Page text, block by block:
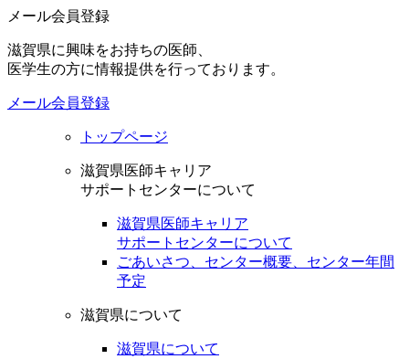
メール会員登録
滋賀県に興味をお持ちの医師、
医学生の方に情報提供を行っております。
メール会員登録
トップページ
滋賀県医師キャリア
サポートセンターについて
滋賀県医師キャリア
サポートセンターについて
ごあいさつ、センター概要、センター年間
予定
滋賀県について
滋賀県について